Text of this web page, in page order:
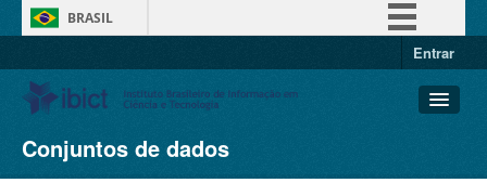
BRASIL
Entrar
Conjuntos de dados
Organizações
Conjuntos de dados